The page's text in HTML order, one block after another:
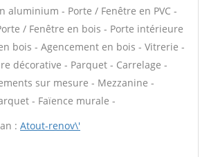
aluminium - Porte / Fenêtre en PVC -
/ Fenêtre en bois - Porte intérieure
bois - Agencement en bois - Vitrerie -
décorative - Parquet - Carrelage -
sur mesure - Mezzanine -
- Faïence murale -
: Atout-renov\'